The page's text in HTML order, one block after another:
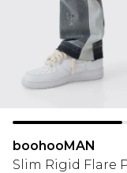
boohooMAN
Slim Rigid Flare